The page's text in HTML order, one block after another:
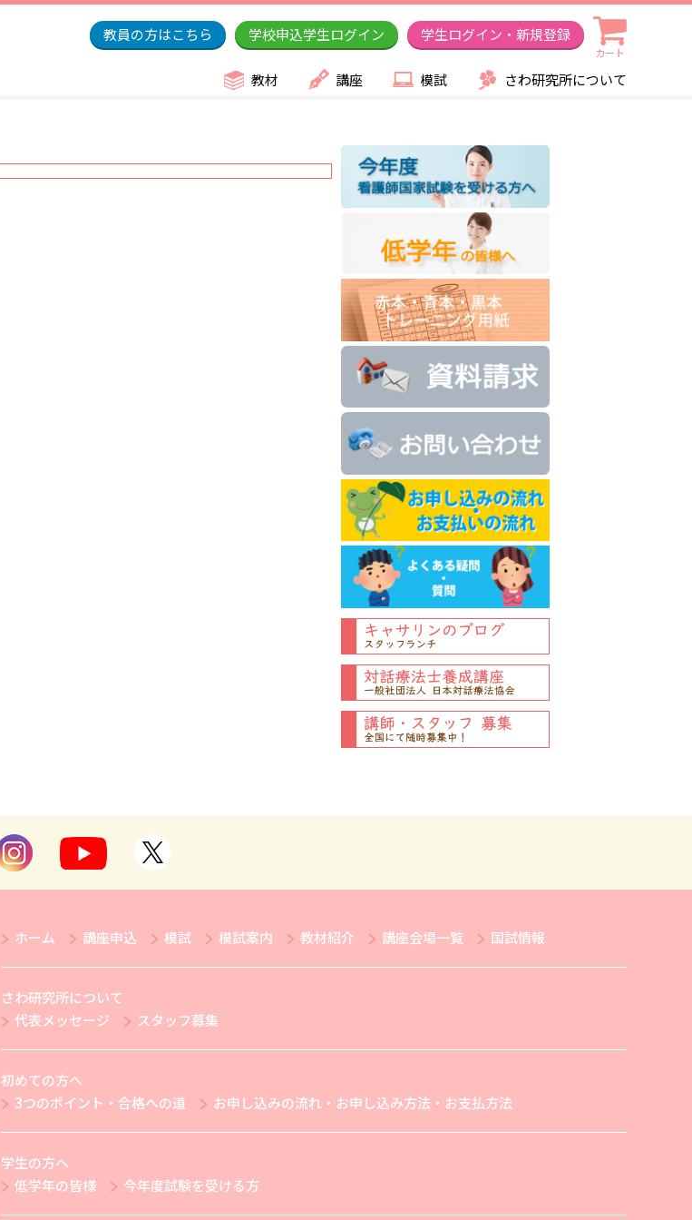
教員の方はこちら 学校申込学生ログイン 学生ログイン・新規登録
カート
教材 講座 模試 さわ研究所について
ホーム 講座申込 模試 模試案内 教材紹介 講座会場一覧 国試情報
さわ研究所について
代表メッセージ
スタッフ募集
初めての方へ
3つのポイント・合格への道
お申し込みの流れ・お申し込み方法・お支払方法
学生の方へ
低学年の皆様
今年度試験を受ける方